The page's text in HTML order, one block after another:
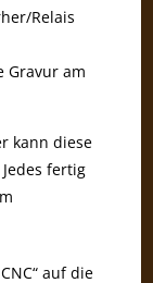
Relais
Gravur am
kann diese
fertig
auf die